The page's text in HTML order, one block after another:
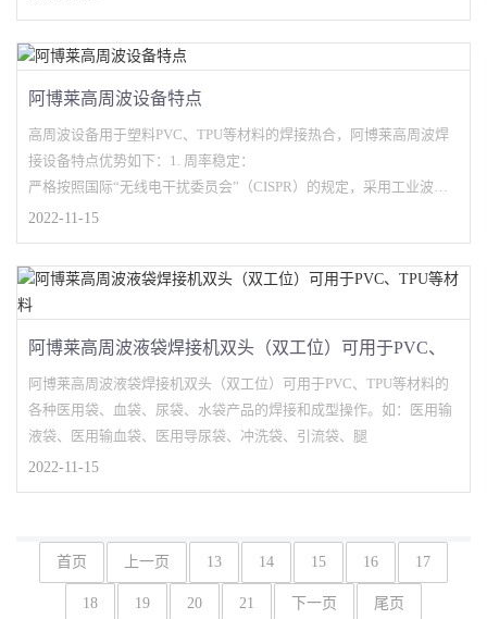
阿博莱高周波设备特点
高周波设备用于塑料PVC、TPU等材料的焊接热合，阿博莱高周波焊
接设备特点优势如下：1. 周率稳定：
严格按照国际“无线电干扰委员会”（CISPR）的规定，采用工业波段
27.12MHZ，
2022-11-15
阿博莱高周波液袋焊接机双头（双工位）可用于PVC、
TPU等材料
阿博莱高周波液袋焊接机双头（双工位）可用于PVC、TPU等材料的
各种医用袋、血袋、尿袋、水袋产品的焊接和成型操作。如：医用输
液袋、医用输血袋、医用导尿袋、冲洗袋、引流袋、腿
2022-11-15
首页 上一页 13 14 15 16 17
18 19 20 21 下一页 尾页